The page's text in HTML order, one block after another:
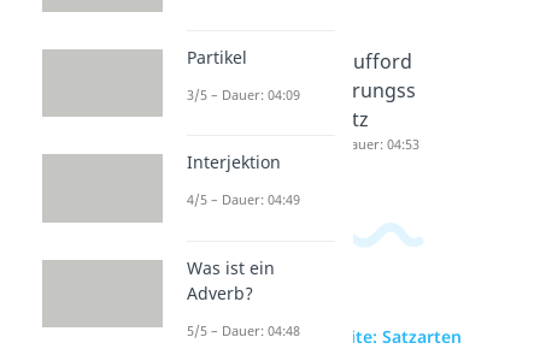
Aussage
satz
satz
Aufford
erungss
atz
Dauer: 04:53
zur Videoseite: Satzarten
Partikel
3/5 – Dauer: 04:09
Interjektion
4/5 – Dauer: 04:49
Was ist ein
Adverb?
5/5 – Dauer: 04:48